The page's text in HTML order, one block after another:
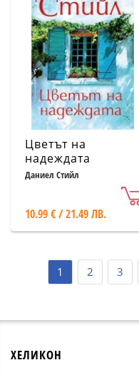
Цветът на
надеждата
Даниел Стийл
10.99 € / 21.49 ЛВ.
1 2 3
ХЕЛИКОН